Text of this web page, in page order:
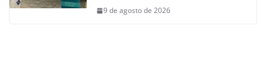
9 de agosto de 2026